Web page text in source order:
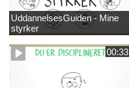
UddannelsesGuiden - Mine
styrker
00:33